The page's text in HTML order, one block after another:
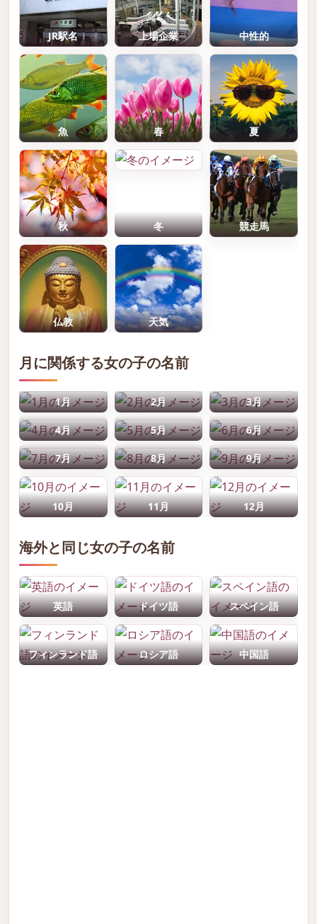
JR駅名 上場企業 中性的
魚 春 夏
秋 冬 競走馬
仏教 天気
月に関係する女の子の名前
1月 2月 3月
4月 5月 6月
7月 8月 9月
10月 11月 12月
海外と同じ女の子の名前
英語 ドイツ語 スペイン語
フィンランド語 ロシア語 中国語